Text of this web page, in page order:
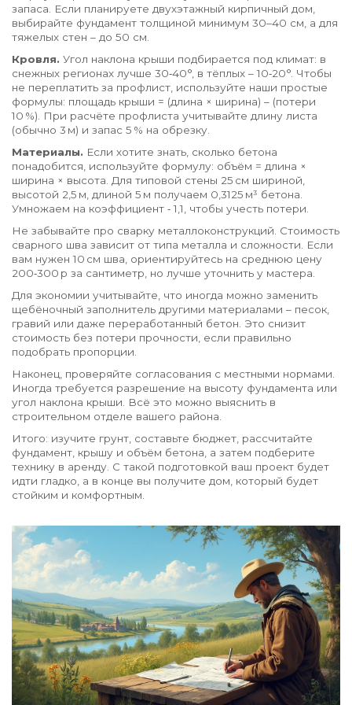
запаса. Если планируете двухэтажный кирпичный дом,
выбирайте фундамент толщиной минимум 30–40 см, а для
тяжелых стен – до 50 см.
Кровля. Угол наклона крыши подбирается под климат: в
снежных регионах лучше 30‑40°, в тёплых – 10‑20°. Чтобы
не переплатить за профлист, используйте наши простые
формулы: площадь крыши = (длина × ширина) – (потери
10 %). При расчёте профлиста учитывайте длину листа
(обычно 3 м) и запас 5 % на обрезку.
Материалы. Если хотите знать, сколько бетона
понадобится, используйте формулу: объём = длина ×
ширина × высота. Для типовой стены 25 см шириной,
высотой 2,5 м, длиной 5 м получаем 0,3125 м³ бетона.
Умножаем на коэффициент ‑ 1,1, чтобы учесть потери.
Не забывайте про сварку металлоконструкций. Стоимость
сварного шва зависит от типа металла и сложности. Если
вам нужен 10 см шва, ориентируйтесь на среднюю цену
200‑300 р за сантиметр, но лучше уточнить у мастера.
Для экономии учитывайте, что иногда можно заменить
щебёночный заполнитель другими материалами – песок,
гравий или даже переработанный бетон. Это снизит
стоимость без потери прочности, если правильно
подобрать пропорции.
Наконец, проверяйте согласования с местными нормами.
Иногда требуется разрешение на высоту фундамента или
угол наклона крыши. Всё это можно выяснить в
строительном отделе вашего района.
Итого: изучите грунт, составьте бюджет, рассчитайте
фундамент, крышу и объём бетона, а затем подберите
технику в аренду. С такой подготовкой ваш проект будет
идти гладко, а в конце вы получите дом, который будет
стойким и комфортным.